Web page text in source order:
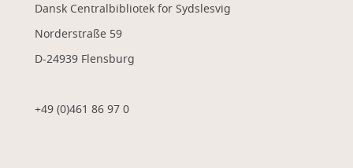
Dansk Centralbibliotek for Sydslesvig
Norderstraße 59
D-24939 Flensburg
+49 (0)461 86 97 0